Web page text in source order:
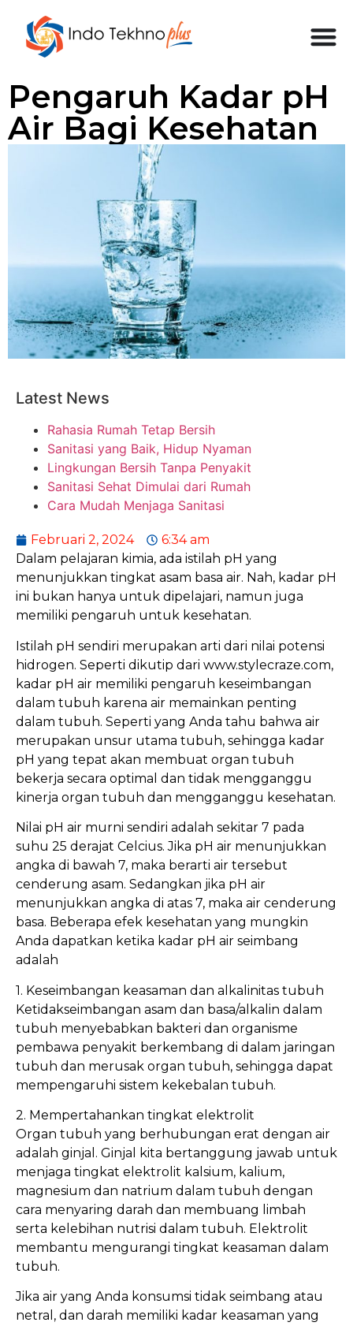
Pengaruh Kadar pH
Air Bagi Kesehatan
Latest News
Rahasia Rumah Tetap Bersih
Sanitasi yang Baik, Hidup Nyaman
Lingkungan Bersih Tanpa Penyakit
Sanitasi Sehat Dimulai dari Rumah
Cara Mudah Menjaga Sanitasi
Februari 2, 2024
6:34 am
Dalam pelajaran kimia, ada istilah pH yang
menunjukkan tingkat asam basa air. Nah, kadar pH
ini bukan hanya untuk dipelajari, namun juga
memiliki pengaruh untuk kesehatan.
Istilah pH sendiri merupakan arti dari nilai potensi
hidrogen. Seperti dikutip dari www.stylecraze.com,
kadar pH air memiliki pengaruh keseimbangan
dalam tubuh karena air memainkan penting
dalam tubuh. Seperti yang Anda tahu bahwa air
merupakan unsur utama tubuh, sehingga kadar
pH yang tepat akan membuat organ tubuh
bekerja secara optimal dan tidak mengganggu
kinerja organ tubuh dan mengganggu kesehatan.
Nilai pH air murni sendiri adalah sekitar 7 pada
suhu 25 derajat Celcius. Jika pH air menunjukkan
angka di bawah 7, maka berarti air tersebut
cenderung asam. Sedangkan jika pH air
menunjukkan angka di atas 7, maka air cenderung
basa. Beberapa efek kesehatan yang mungkin
Anda dapatkan ketika kadar pH air seimbang
adalah
1. Keseimbangan keasaman dan alkalinitas tubuh
Ketidakseimbangan asam dan basa/alkalin dalam
tubuh menyebabkan bakteri dan organisme
pembawa penyakit berkembang di dalam jaringan
tubuh dan merusak organ tubuh, sehingga dapat
mempengaruhi sistem kekebalan tubuh.
2. Mempertahankan tingkat elektrolit
Organ tubuh yang berhubungan erat dengan air
adalah ginjal. Ginjal kita bertanggung jawab untuk
menjaga tingkat elektrolit kalsium, kalium,
magnesium dan natrium dalam tubuh dengan
cara menyaring darah dan membuang limbah
serta kelebihan nutrisi dalam tubuh. Elektrolit
membantu mengurangi tingkat keasaman dalam
tubuh.
Jika air yang Anda konsumsi tidak seimbang atau
netral, dan darah memiliki kadar keasaman yang